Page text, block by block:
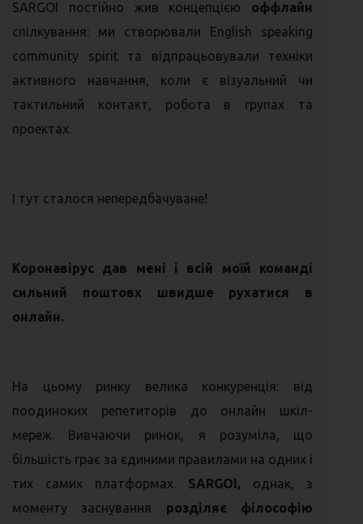
SARGOI постійно жив концепцією оффлайн
спілкування: ми створювали English speaking
community spirit та відпрацьовували техніки
активного навчання, коли є візуальний чи
тактильний контакт, робота в групах та
проектах.
І тут сталося непередбачуване!
Коронавірус дав мені і всій моїй команді
сильний поштовх швидше рухатися в
онлайн.
На цьому ринку велика конкуренція: від
поодиноких репетиторів до онлайн шкіл-
мереж. Вивчаючи ринок, я розуміла, що
більшість грає за єдиними правилами на одних і
тих самих платформах. SARGOI, однак, з
моменту заснування розділяє філософію